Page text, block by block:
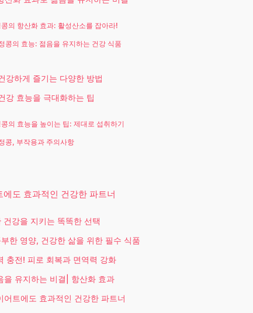
의 항산화 효과: 활성산소를 잡아라!
콩의 효능: 젊음을 유지하는 건강 식품
강하게 즐기는 다양한 방법
강 효능을 극대화하는 팁
의 효능을 높이는 팁: 제대로 섭취하기
콩, 부작용과 주의사항
에도 효과적인 건강한 파트너
건강을 지키는 똑똑한 선택
한 영양, 건강한 삶을 위한 필수 식품
충전! 피로 회복과 면역력 강화
을 유지하는 비결| 항산화 효과
어트에도 효과적인 건강한 파트너